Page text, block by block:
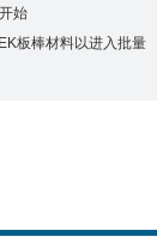
始
板棒材料以进入批量